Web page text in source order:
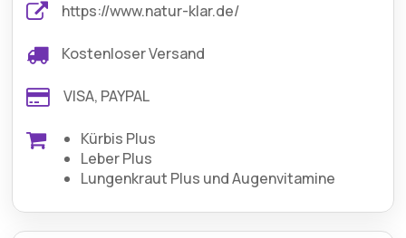
https://www.natur-klar.de/
Kostenloser Versand
VISA, PAYPAL
Kürbis Plus
Leber Plus
Lungenkraut Plus und Augenvitamine